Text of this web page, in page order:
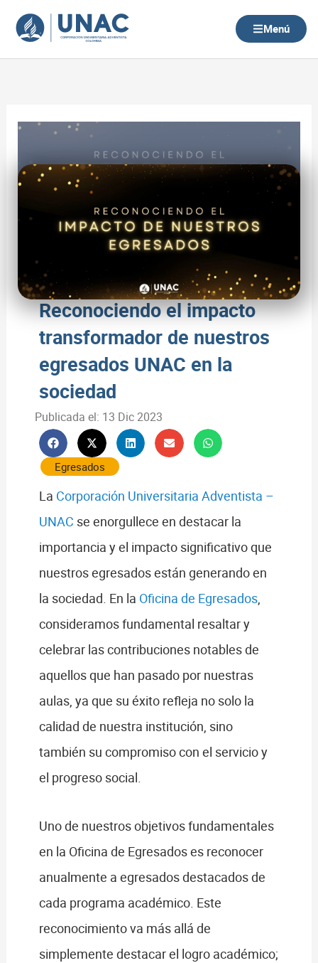
contenido
Menú
Reconociendo el impacto
transformador de nuestros
egresados UNAC en la
sociedad
Publicada el: 13 Dic 2023
Egresados
La Corporación Universitaria Adventista –
UNAC se enorgullece en destacar la
importancia y el impacto significativo que
nuestros egresados están generando en
la sociedad. En la Oficina de Egresados,
consideramos fundamental resaltar y
celebrar las contribuciones notables de
aquellos que han pasado por nuestras
aulas, ya que su éxito refleja no solo la
calidad de nuestra institución, sino
también su compromiso con el servicio y
el progreso social.
Uno de nuestros objetivos fundamentales
en la Oficina de Egresados es reconocer
anualmente a egresados destacados de
cada programa académico. Este
reconocimiento va más allá de
simplemente destacar el logro académico;